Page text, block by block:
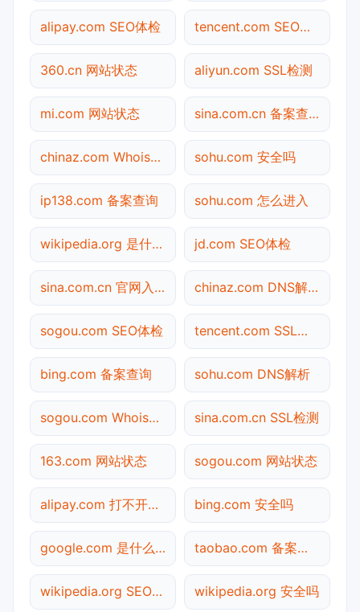
alipay.com SEO体检 tencent.com SEO体检
360.cn 网站状态 aliyun.com SSL检测
mi.com 网站状态 sina.com.cn 备案查询
chinaz.com Whois查询 sohu.com 安全吗
ip138.com 备案查询 sohu.com 怎么进入
wikipedia.org 是什么网站 jd.com SEO体检
sina.com.cn 官网入口 chinaz.com DNS解析
sogou.com SEO体检 tencent.com SSL检测
bing.com 备案查询 sohu.com DNS解析
sogou.com Whois查询 sina.com.cn SSL检测
163.com 网站状态 sogou.com 网站状态
alipay.com 打不开检测 bing.com 安全吗
google.com 是什么网站 taobao.com 备案查询
wikipedia.org SEO体检 wikipedia.org 安全吗